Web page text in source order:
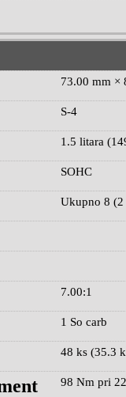
73.00 mm ×
S-4
1.5 litara
SOHC
Ukupno 8
7.00:1
1 So carb
48 ks (35.3
98 Nm pri